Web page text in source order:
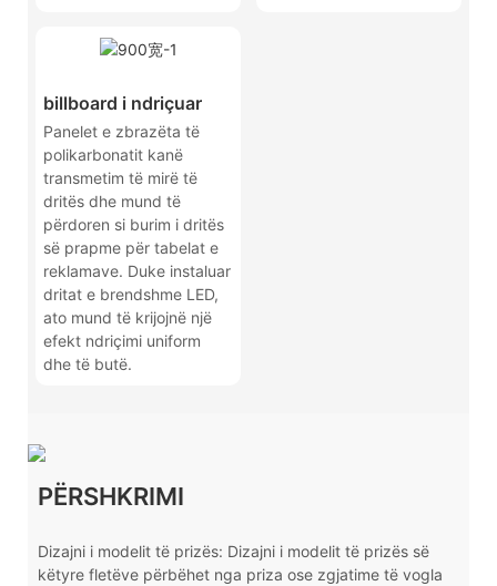
billboard i ndriçuar
Panelet e zbrazëta të
polikarbonatit kanë
transmetim të mirë të
dritës dhe mund të
përdoren si burim i dritës
së prapme për tabelat e
reklamave. Duke instaluar
dritat e brendshme LED,
ato mund të krijojnë një
efekt ndriçimi uniform
dhe të butë.
PËRSHKRIMI
Dizajni i modelit të prizës: Dizajni i modelit të prizës së
këtyre fletëve përbëhet nga priza ose zgjatime të vogla